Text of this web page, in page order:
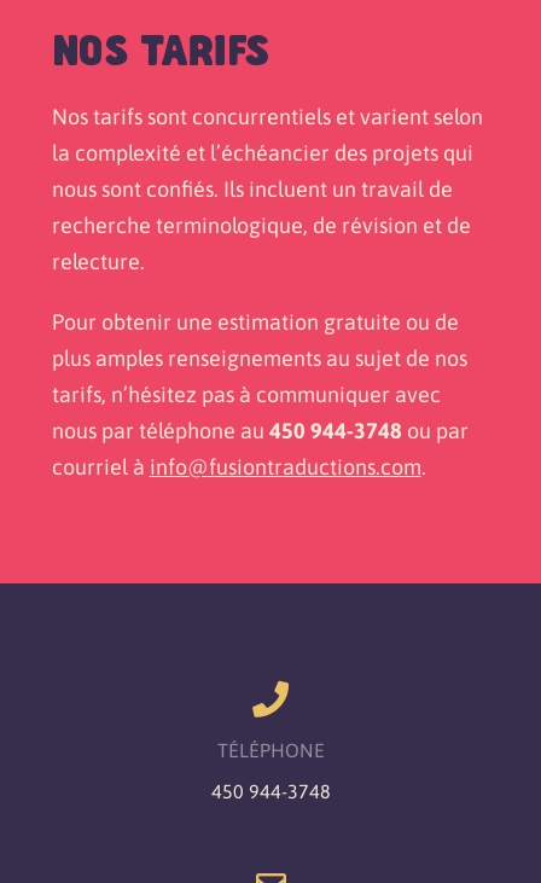
NOS TARIFS
Nos tarifs sont concurrentiels et varient selon
la complexité et l’échéancier des projets qui
nous sont confiés. Ils incluent un travail de
recherche terminologique, de révision et de
relecture.
Pour obtenir une estimation gratuite ou de
plus amples renseignements au sujet de nos
tarifs, n’hésitez pas à communiquer avec
nous par téléphone au 450 944-3748 ou par
courriel à info@fusiontraductions.com.
TÉLÉPHONE
450 944-3748